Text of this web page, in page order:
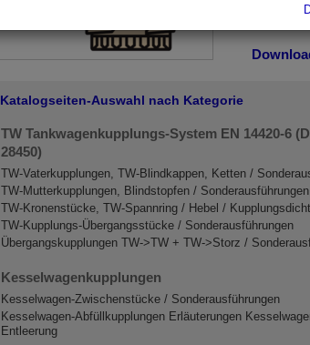
Katalogseiten-Auswahl nach Kategorie
TW Tankwagenkupplungs-System EN 14420-6
28450)
TW-Vaterkupplungen, TW-Blindkappen, Ketten /
TW-Mutterkupplungen, Blindstopfen / Sonderausführungen
TW-Kronenstücke, TW-Spannring / Hebel /
TW-Kupplungs-Übergangsstücke / Sonderausführungen
Übergangskupplungen TW->TW + TW->Storz /
Kesselwagenkupplungen
Kesselwagen-Zwischenstücke / Sonderausführungen
Kesselwagen-Abfüllkupplungen Erläuterungen
Entleerung